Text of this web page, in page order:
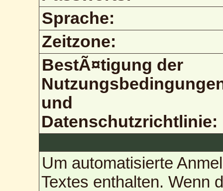
Sprache:
Zeitzone:
BestÃ¤tigung der
und
Datenschutzrichtlinie:
Um automatisierte
Textes enthalten. Wenn